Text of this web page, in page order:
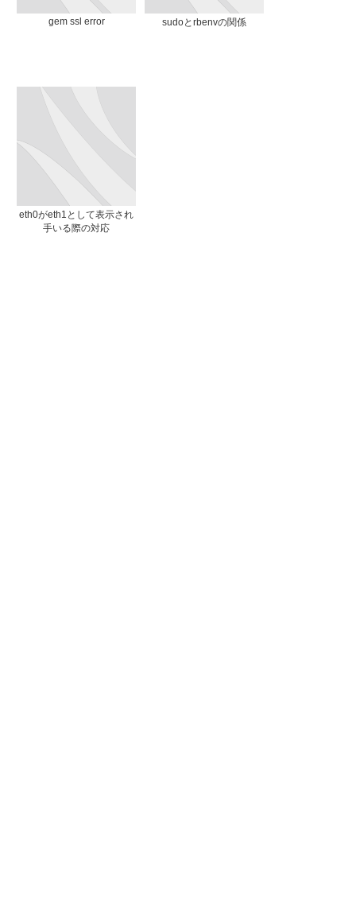
gem ssl error sudoとrbenvの関係
eth0がeth1として表示され
手いる際の対応